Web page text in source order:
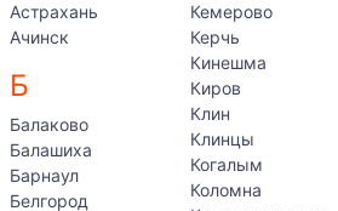
Астрахань
Ачинск
Б
Балаково
Балашиха
Барнаул
Белгород
Кемерово
Керчь
Кинешма
Киров
Клин
Клинцы
Когалым
Коломна